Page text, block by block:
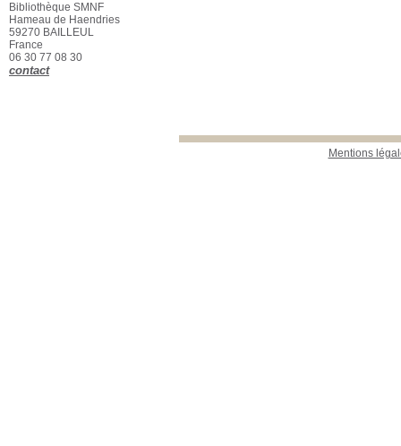
Mentions
Bibliothèque SMNF
Hameau de Haendries
59270 BAILLEUL
France
06 30 77 08 30
contact